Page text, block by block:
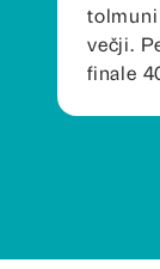
večji.
finale